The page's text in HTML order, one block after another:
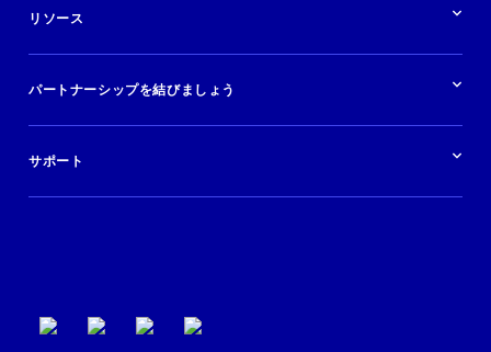
目的地
クルーズ
レンタカー
金融機関
在庫を販売する
快適な旅行体験を提供する
広告掲載
リソース
調査と分析
ブログ
活用事例
イベント
パートナーシップを結びましょう
ログイン
サポート